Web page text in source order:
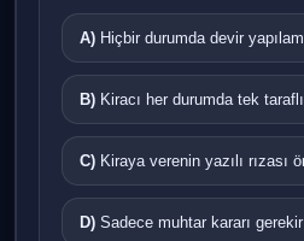
A) Hiçbir durumda devir
B) Kiracı her durumda tek
C) Kiraya verenin yazılı rızası
D) Sadece muhtar kararı gerekir